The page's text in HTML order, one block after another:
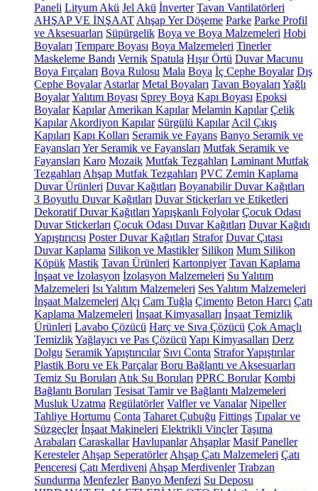
Paneli Lityum Akü Jel Akü İnverter Tavan Vantilatörleri
AHŞAP VE İNŞAAT Ahşap Yer Döşeme Parke Parke Profil
ve Aksesuarları Süpürgelik Boya ve Boya Malzemeleri Hobi
Boyaları Tempare Boyası Boya Malzemeleri Tinerler
Maskeleme Bandı Vernik Spatula Hışır Örtü Duvar Macunu
Boya Fırçaları Boya Rulosu Mala Boya İç Cephe Boyalar Dış
Cephe Boyalar Astarlar Metal Boyaları Tavan Boyaları Yağlı
BoyalarYalıtım Boyası Sprey Boya Kapı Boyası Epoksi
Boyalar Kapılar Amerikan Kapılar Melamin Kapılar Çelik
Kapılar Akordiyon Kapılar Sürgülü Kapılar Acil Çıkış
Kapıları Kapı Kolları Seramik ve Fayans Banyo Seramik ve
Fayansları Yer Seramik ve Fayansları Mutfak Seramik ve
Fayansları Karo Mozaik Mutfak Tezgahları Laminant Mutfak
Tezgahları Ahşap Mutfak Tezgahları PVC Zemin Kaplama
Duvar Ürünleri Duvar Kağıtları Boyanabilir Duvar Kağıtları
3 Boyutlu Duvar Kağıtları Duvar Stickerları ve Etiketleri
Dekoratif Duvar Kağıtları Yapışkanlı Folyolar Çocuk Odası
Duvar Stickerları Çocuk Odası Duvar Kağıtları Duvar Kağıdı
Yapıştırıcısı Poster Duvar Kağıtları Strafor Duvar Çıtası
Duvar Kaplama Silikon ve Mastikler Silikon Mum Silikon
Köpük Mastik Tavan Ürünleri Kartonpiyer Tavan Kaplama
İnşaat ve İzolasyon İzolasyon Malzemeleri Su Yalıtım
Malzemeleri Isı Yalıtım Malzemeleri Ses Yalıtım Malzemeleri
İnşaat Malzemeleri Alçı Cam Tuğla Çimento Beton Harcı Çatı
Kaplama Malzemeleri İnşaat Kimyasalları İnşaat Temizlik
Ürünleri Lavabo Çözücü Harç ve Sıva Çözücü Çok Amaçlı
TemizlikYağlayıcı ve Pas Çözücü Yapı Kimyasalları Derz
Dolgu Seramik Yapıştırıcılar Sıvı Conta Strafor Yapıştırılar
Plastik Boru ve Ek Parçalar Boru Bağlantı ve Aksesuarları
Temiz Su Boruları Atık Su Boruları PPRC Borular Kombi
Bağlantı Boruları Tesisat Tamir ve Bağlantı Malzemeleri
Musluk Uzatma Regülatörler Valfler ve Vanalar Nipeller
Tahliye Hortumu Conta Taharet Çubuğu Fittings Tıpalar ve
Süzgeçler İnşaat Makineleri Elektrikli Vinçler Taşıma
Arabaları Caraskallar Havlupanlar Ahşaplar Masif Paneller
Keresteler Ahşap Seperatörler Ahşap Çatı Malzemeleri Çatı
Penceresi Çatı Merdiveni Ahşap Merdivenler Trabzan
Sundurma Menfezler Banyo Menfezi Su Deposu